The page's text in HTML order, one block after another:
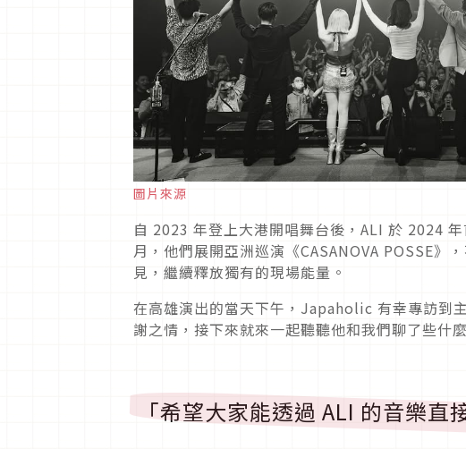
圖片來源
自 2023 年登上大港開唱舞台後，ALI 於 2024
月，他們展開亞洲巡演《CASANOVA POSSE》
見，繼續釋放獨有的現場能量。
在高雄演出的當天下午，Japaholic 有幸專訪到
謝之情，接下來就來一起聽聽他和我們聊了些什麼
「希望大家能透過 ALI 的音樂直